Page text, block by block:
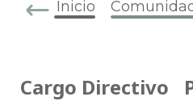
Inicio
Cargo Directivo